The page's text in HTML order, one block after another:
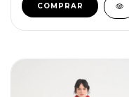
COMPRAR